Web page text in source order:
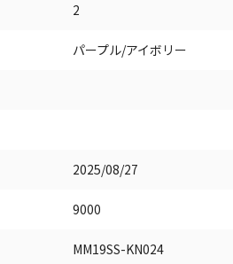
2
パープル/アイボリー
2025/08/27
9000
MM19SS-KN024